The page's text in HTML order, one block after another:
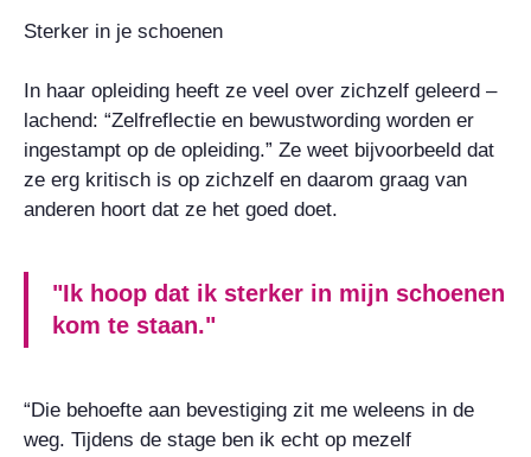
Sterker in je schoenen
In haar opleiding heeft ze veel over zichzelf geleerd –
lachend: “Zelfreflectie en bewustwording worden er
ingestampt op de opleiding.” Ze weet bijvoorbeeld dat
ze erg kritisch is op zichzelf en daarom graag van
anderen hoort dat ze het goed doet.
"Ik hoop dat ik sterker in mijn schoenen
kom te staan."
“Die behoefte aan bevestiging zit me weleens in de
weg. Tijdens de stage ben ik echt op mezelf